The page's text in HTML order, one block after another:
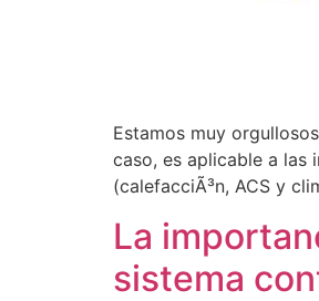
Estamos muy
caso, es aplicable a las
(calefacciÃ³n, ACS y
La
sistema